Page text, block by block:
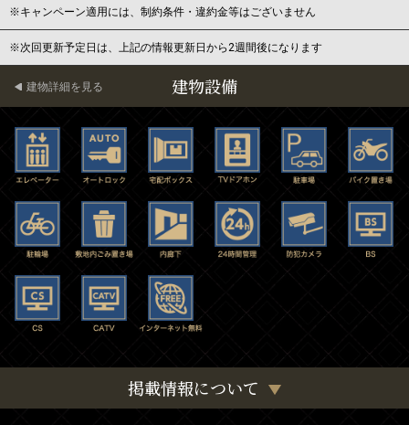
※キャンペーン適用には、制約条件・違約金等はございません
※次回更新予定日は、上記の情報更新日から2週間後になります
建物設備
建物詳細を見る
掲載情報について